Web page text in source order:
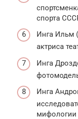
спорта
Инга Ильм
актриса
Инга
Инга
мифологии